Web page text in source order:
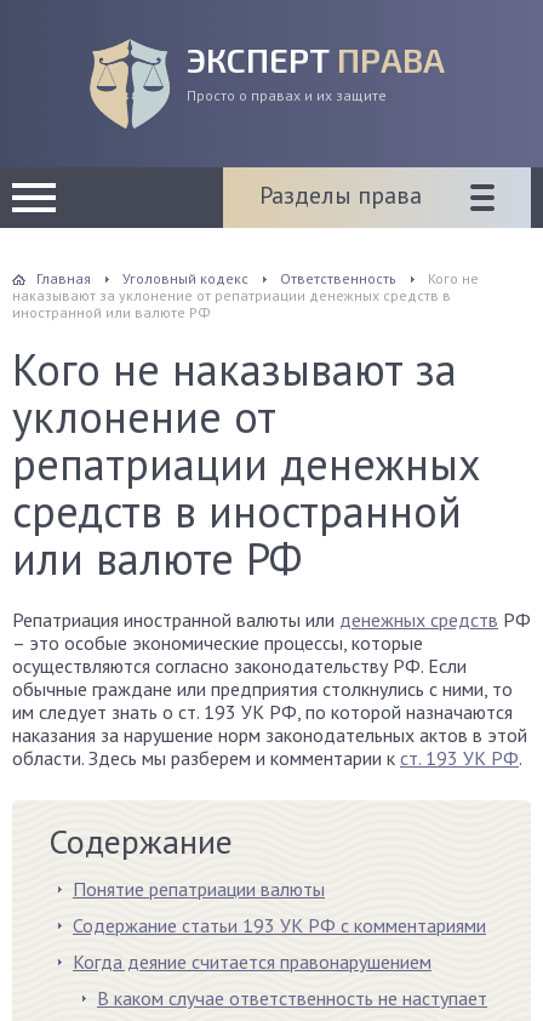
ЭКСПЕРТ ПРАВА
Просто о правах и их защите
Разделы права
Главная Уголовный кодекс Ответственность
Кого не
наказывают за уклонение от репатриации денежных средств в
иностранной или валюте РФ
Кого не наказывают за
уклонение от
репатриации денежных
средств в иностранной
или валюте РФ
Репатриация иностранной валюты или денежных средств РФ
– это особые экономические процессы, которые
осуществляются согласно законодательству РФ. Если
обычные граждане или предприятия столкнулись с ними, то
им следует знать о ст. 193 УК РФ, по которой назначаются
наказания за нарушение норм законодательных актов в этой
области. Здесь мы разберем и комментарии к ст. 193 УК РФ.
Содержание
Понятие репатриации валюты
Содержание статьи 193 УК РФ с комментариями
Когда деяние считается правонарушением
В каком случае ответственность не наступает